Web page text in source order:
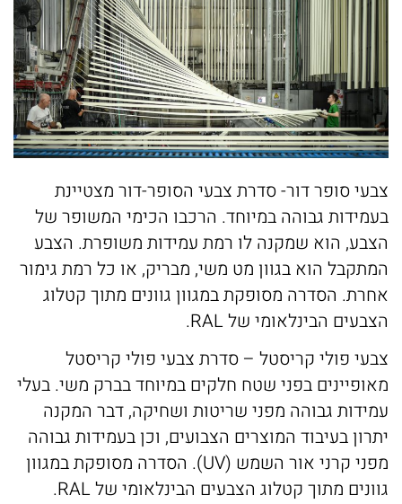
צבעי סופר דור- סדרת צבעי הסופר-דור מצטיינת
בעמידות גבוהה במיוחד. הרכבו הכימי המשופר של
הצבע, הוא שמקנה לו רמת עמידות משופרת. הצבע
המתקבל הוא בגוון מט משי, מבריק, או כל רמת גימור
אחרת. הסדרה מסופקת במגוון גוונים מתוך קטלוג
הצבעים הבינלאומי של RAL.
צבעי פולי קריסטל – סדרת צבעי פולי קריסטל
מאופיינים בפני שטח חלקים במיוחד בברק משי. בעלי
עמידות גבוהה מפני שריטות ושחיקה, דבר המקנה
יתרון בעיבוד המוצרים הצבועים, וכן בעמידות גבוהה
מפני קרני אור השמש (UV). הסדרה מסופקת במגוון
גוונים מתוך קטלוג הצבעים הבינלאומי של RAL.